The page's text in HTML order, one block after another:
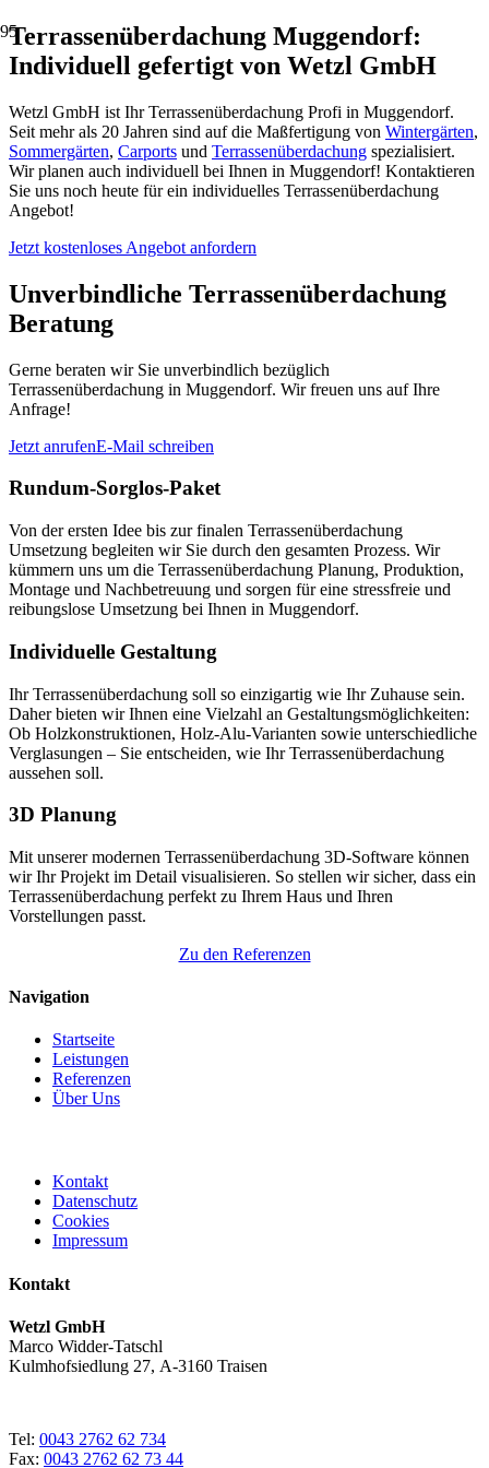
Terrassenüberdachung Muggendorf:
Individuell gefertigt von Wetzl GmbH
Wetzl GmbH ist Ihr Terrassenüberdachung Profi in Muggendorf.
Seit mehr als 20 Jahren sind auf die Maßfertigung von Wintergärten,
Sommergärten, Carports und Terrassenüberdachung spezialisiert.
Wir planen auch individuell bei Ihnen in Muggendorf! Kontaktieren
Sie uns noch heute für ein individuelles Terrassenüberdachung
Angebot!
Jetzt kostenloses Angebot anfordern
Unverbindliche Terrassenüberdachung
Beratung
Gerne beraten wir Sie unverbindlich bezüglich
Terrassenüberdachung in Muggendorf. Wir freuen uns auf Ihre
Anfrage!
Jetzt anrufenE-Mail schreiben
Rundum-Sorglos-Paket
Von der ersten Idee bis zur finalen Terrassenüberdachung
Umsetzung begleiten wir Sie durch den gesamten Prozess. Wir
kümmern uns um die Terrassenüberdachung Planung, Produktion,
Montage und Nachbetreuung und sorgen für eine stressfreie und
reibungslose Umsetzung bei Ihnen in Muggendorf.
Individuelle Gestaltung
Ihr Terrassenüberdachung soll so einzigartig wie Ihr Zuhause sein.
Daher bieten wir Ihnen eine Vielzahl an Gestaltungsmöglichkeiten:
Ob Holzkonstruktionen, Holz-Alu-Varianten sowie unterschiedliche
Verglasungen – Sie entscheiden, wie Ihr Terrassenüberdachung
aussehen soll.
3D Planung
Mit unserer modernen Terrassenüberdachung 3D-Software können
wir Ihr Projekt im Detail visualisieren. So stellen wir sicher, dass ein
Terrassenüberdachung perfekt zu Ihrem Haus und Ihren
Vorstellungen passt.
Zu den Referenzen
Navigation
Startseite
Leistungen
Referenzen
Über Uns
Kontakt
Datenschutz
Cookies
Impressum
Kontakt
Wetzl GmbH
Marco Widder-Tatschl
Kulmhofsiedlung 27, A-3160 Traisen
Tel: 0043 2762 62 734
Fax: 0043 2762 62 73 44